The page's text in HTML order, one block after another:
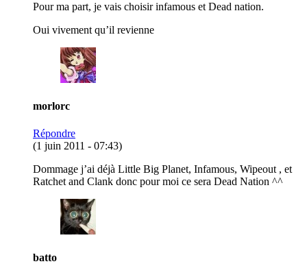
Pour ma part, je vais choisir infamous et Dead nation.
Oui vivement qu’il revienne
morlorc
Répondre
(1 juin 2011 - 07:43)
Dommage j’ai déjà Little Big Planet, Infamous, Wipeout , et
Ratchet and Clank donc pour moi ce sera Dead Nation ^^
batto